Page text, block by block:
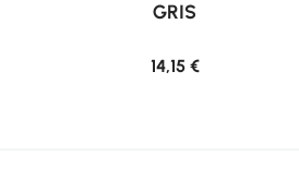
GRIS
14,15 €